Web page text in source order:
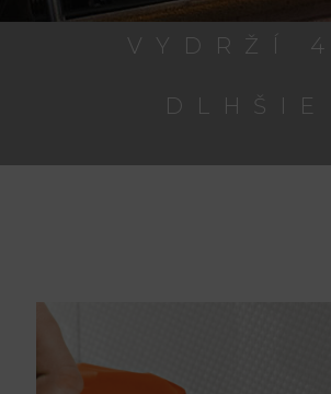
VYDRŽÍ
DLHŠIE